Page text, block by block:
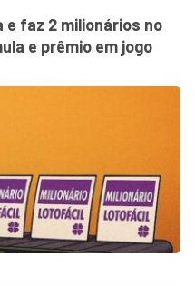
faz 2 milionários no
e prêmio em jogo